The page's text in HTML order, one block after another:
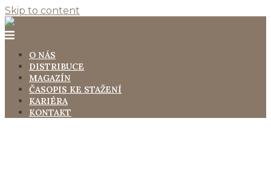
Skip to content
O NÁS
DISTRIBUCE
MAGAZÍN
ČASOPIS KE STAŽENÍ
KARIÉRA
KONTAKT